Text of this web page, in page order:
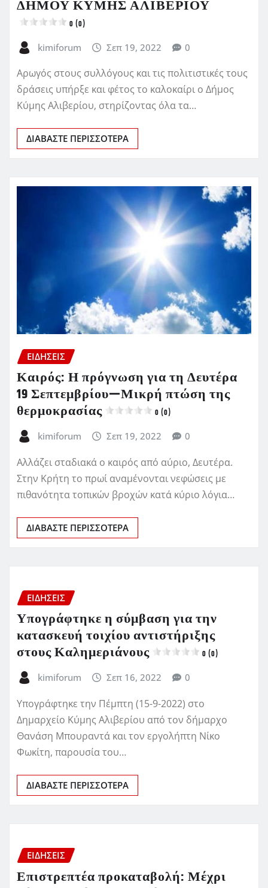
ΔΗΜΟΥ ΚΥΜΗΣ ΑΛΙΒΕΡΙΟΥ
0 (0)
kimiforum Σεπ 19, 2022 0
Αρωγός στους συλλόγους και τις πολιτιστικές τους
δράσεις υπήρξε και φέτος το καλοκαίρι ο Δήμος
Κύμης Αλιβερίου, στηρίζοντας όλα τα…
ΔΙΑΒΆΣΤΕ ΠΕΡΙΣΣΌΤΕΡΑ
ΕΙΔΗΣΕΙΣ
Καιρός: Η πρόγνωση για τη Δευτέρα
19 Σεπτεμβρίου—Μικρή πτώση της
θερμοκρασίας
0 (0)
kimiforum Σεπ 19, 2022 0
Αλλάζει σταδιακά ο καιρός από αύριο, Δευτέρα.
Στην Κρήτη το πρωί αναμένονται νεφώσεις με
πιθανότητα τοπικών βροχών κατά κύριο λόγια…
ΔΙΑΒΆΣΤΕ ΠΕΡΙΣΣΌΤΕΡΑ
ΕΙΔΗΣΕΙΣ
Υπογράφτηκε η σύμβαση για την
κατασκευή τοιχίου αντιστήριξης
στους Καλημεριάνους
0 (0)
kimiforum Σεπ 16, 2022 0
Υπογράφτηκε την Πέμπτη (15-9-2022) στο
Δημαρχείο Κύμης Αλιβερίου από τον δήμαρχο
Θανάση Μπουραντά και τον εργολήπτη Νίκο
Φωκίτη, παρουσία του…
ΔΙΑΒΆΣΤΕ ΠΕΡΙΣΣΌΤΕΡΑ
ΕΙΔΗΣΕΙΣ
Επιστρεπτέα προκαταβολή: Μέχρι